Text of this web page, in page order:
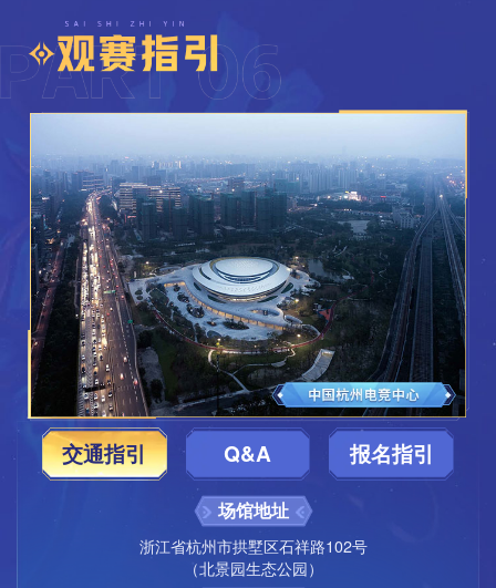
合计2250个。福袋有效期30天）。
战队成员均可获得： 3套150级书铁，3个160级附魔宝
珠，最强战队特效称谓，冠军专属祥帝狰·垂天”。
帝狰·垂天效果GIF
三界之巅礼币
售价8888仙玉，购买获得祥瑞——深海狂鲨（1只），并
获赠三界之巅助威战鼓（1个）。
2024年3月9~10日总决赛期间，通过游戏内置CC的官方直
使用激活的道具可召唤一只“深海狂鲨”系列祥瑞：已经拥有深海
狂鲨祥瑞的玩家可以从“深海狂鲨·翡”、“深海狂鲨·靓”、“深海狂
鲨·烈”、“深海狂鲨·影”、“深海狂鲨·皓”、“深海狂鲨·幽”中任选一
只，没有深海狂鲨祥瑞的玩家只能召唤一只原始的深海狂鲨祥
瑞。（前往试衣间查看祥瑞）
交通指引 Q&A 报名指引
场馆地址
浙江省杭州市拱墅区石祥路102号
（北景园生态公园）